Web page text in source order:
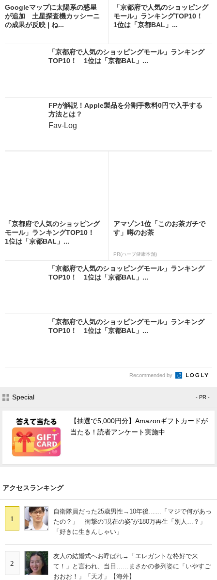
Googleマップに太陽系の惑星
が追加 土星探査機カッシーニ
の成果が反映 | ね...
「京都府で人気のショッピング
モール」ランキングTOP10！
1位は「京都BAL」...
「京都府で人気のショッピングモール」ランキング
TOP10！ 1位は「京都BAL」...
FPが解説！Apple製品を分割手数料0円で入手する
方法とは？
Fav-Log
「京都府で人気のショッピング
モール」ランキングTOP10！
1位は「京都BAL」...
アマゾン1位「このお茶ガチで
す」噂のお茶
PR(ハーブ健康本舗)
「京都府で人気のショッピングモール」ランキング
TOP10！ 1位は「京都BAL」...
「京都府で人気のショッピングモール」ランキング
TOP10！ 1位は「京都BAL」...
Recommended by
Special - PR -
【抽選で5,000円分】Amazonギフトカードが
当たる！読者アンケート実施中
アクセスランキング
1
自衛隊員だった25歳男性→10年後……「マジで何があっ
たの？」 衝撃の“現在の姿”が180万再生「別人…？」
「好きに生きんしゃい」
2
友人の結婚式へお呼ばれ→「エレガントな格好で来
て！」と言われ、当日……まさかの参列姿に「いやすご
おおお！」「天才」【海外】